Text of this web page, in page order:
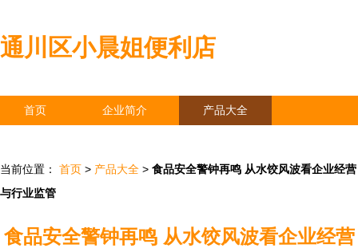
通川区小晨姐便利店
首页 企业简介 产品大全
当前位置： 首页 > 产品大全 > 食品安全警钟再鸣 从水饺风波看企业经营
与行业监管
食品安全警钟再鸣 从水饺风波看企业经营